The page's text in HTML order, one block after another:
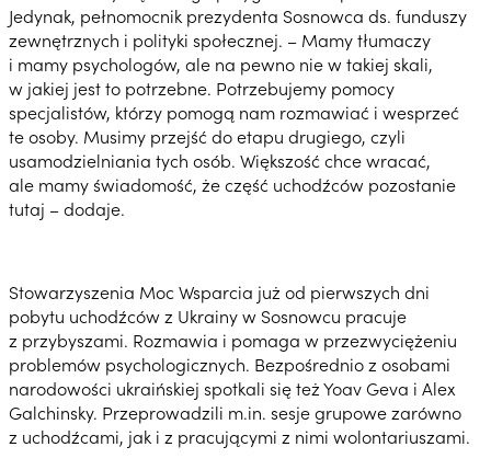
Jedynak, pełnomocnik prezydenta Sosnowca ds. funduszy
zewnętrznych i polityki społecznej. – Mamy tłumaczy
i mamy psychologów, ale na pewno nie w takiej skali,
w jakiej jest to potrzebne. Potrzebujemy pomocy
specjalistów, którzy pomogą nam rozmawiać i wesprzeć
te osoby. Musimy przejść do etapu drugiego, czyli
usamodzielniania tych osób. Większość chce wracać,
ale mamy świadomość, że część uchodźców pozostanie
tutaj – dodaje.
Stowarzyszenia Moc Wsparcia już od pierwszych dni
pobytu uchodźców z Ukrainy w Sosnowcu pracuje
z przybyszami. Rozmawia i pomaga w przezwyciężeniu
problemów psychologicznych. Bezpośrednio z osobami
narodowości ukraińskiej spotkali się też Yoav Geva i Alex
Galchinsky. Przeprowadzili m.in. sesje grupowe zarówno
z uchodźcami, jak i z pracującymi z nimi wolontariuszami.